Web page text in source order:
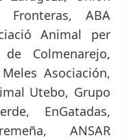
Fronteras, ABA
Animal per
Colmenarejo,
Asociación,
Utebo, Grupo
EnGatadas,
ANSAR